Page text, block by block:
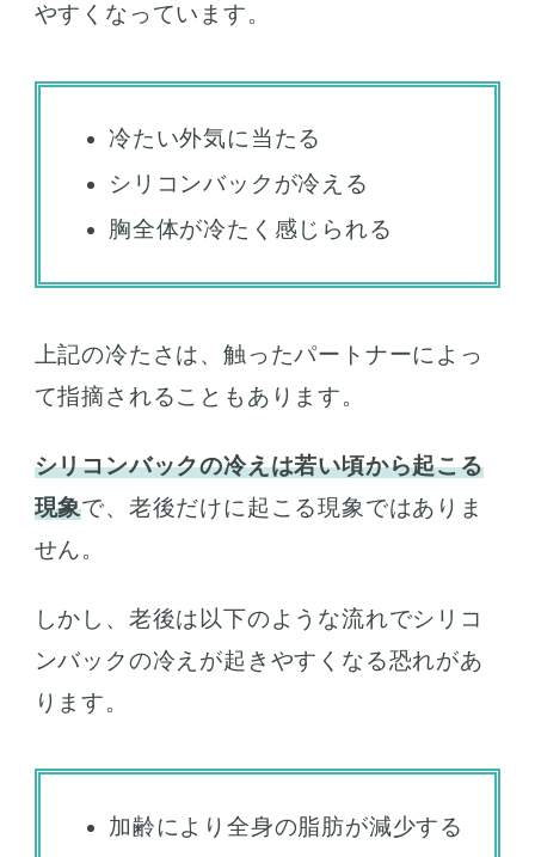
やすくなっています。
冷たい外気に当たる
シリコンバックが冷える
胸全体が冷たく感じられる
上記の冷たさは、触ったパートナーによっ
て指摘されることもあります。
シリコンバックの冷えは若い頃から起こる
現象で、老後だけに起こる現象ではありま
せん。
しかし、老後は以下のような流れでシリコ
ンバックの冷えが起きやすくなる恐れがあ
ります。
加齢により全身の脂肪が減少する